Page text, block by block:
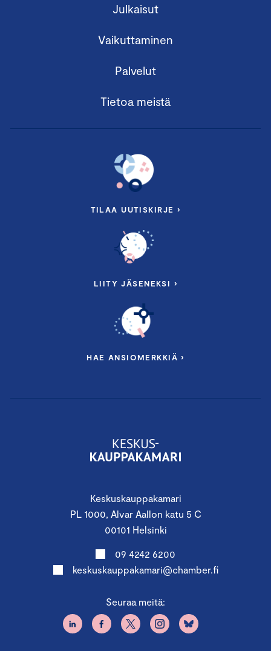
Keskuskauppakamari
PL 1000, Alvar Aallon katu 5 C
00101 Helsinki
09 4242 6200
keskuskauppakamari@chamber.fi
Seuraa meitä:
Julkaisut
Vaikuttaminen
Palvelut
Tietoa meistä
TILAA UUTISKIRJE ›
LIITY JÄSENEKSI ›
HAE ANSIOMERKKIÄ ›